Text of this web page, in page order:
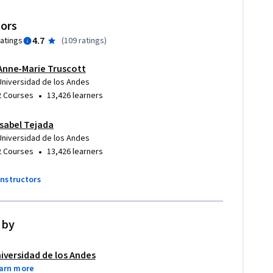
4.7 (109 ratings)
Marie Truscott
de los Andes
Courses • 13,426 learners
Tejada
de los Andes
Courses • 13,426 learners
de los Andes
more